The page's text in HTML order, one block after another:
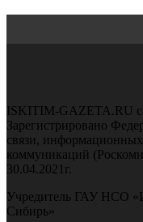
ISKITIM-GAZETA.RU
Зарегистрировано
связи,
коммуникаций
30.04.2021г.
Учредитель ГАУ НСО
Сибирь»